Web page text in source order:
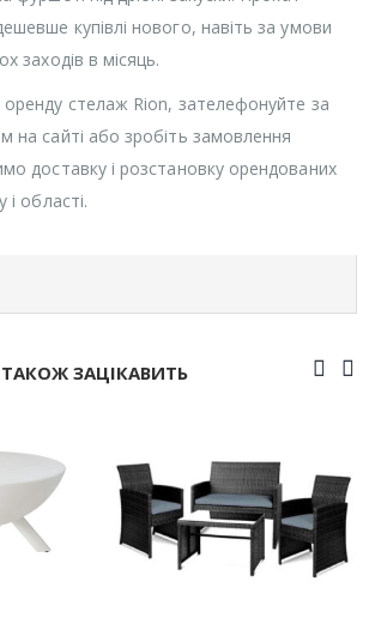
купівлі нового, навіть за умови
заходів в місяць.
стелаж Rion, зателефонуйте за
на сайті або зробіть замовлення
доставку і розстановку орендованих
і області.
ЗАЦІКАВИТЬ